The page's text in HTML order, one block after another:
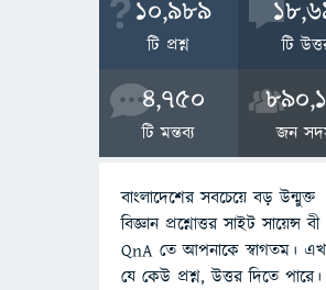
10,989
টি প্রশ্ন টি
4,750
টি মন্তব্য জন
বাংলাদেশের সবচেয়ে বড় উন্মুক্ত
বিজ্ঞান প্রশ্নোত্তর সাইট সায়েন্স বী
QnA তে আপনাকে স্বাগতম।
যে কেউ প্রশ্ন, উত্তর দিতে পারে।